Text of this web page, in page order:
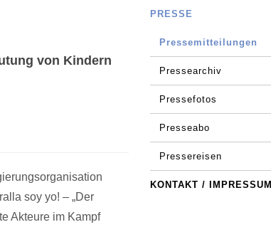
von Kindern
soy yo! – „Der
Akteure im Kampf
PRESSE
Pressemitteilungen
Pressearchiv
Pressefotos
Presseabo
Pressereisen
KONTAKT / IMPRESSUM